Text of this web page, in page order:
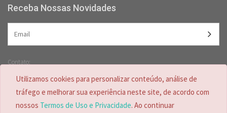
Receba Nossas Novidades
Contato:
(47) 99728-4635
Utilizamos cookies para personalizar conteúdo, análise de
tráfego e melhorar sua experiência neste site, de acordo com
nossos Termos de Uso e Privacidade. Ao continuar